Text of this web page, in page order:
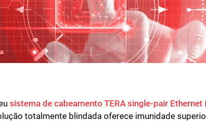
sistema de cabeamento TERA single-pair Ethernet
totalmente blindada oferece imunidade